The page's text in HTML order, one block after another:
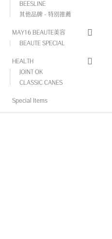
BEESLINE
其他品牌 - 特別推薦
MAY16 BEAUTE美容
BEAUTE SPECIAL
HEALTH
JOINT OK
CLASSIC CANES
Special Items